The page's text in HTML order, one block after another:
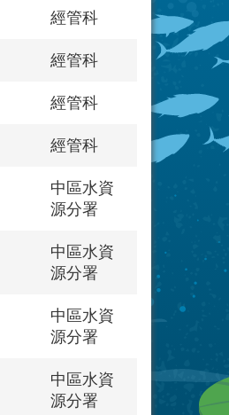
經管科
經管科
經管科
經管科
中區水資
源分署
中區水資
源分署
中區水資
源分署
中區水資
源分署